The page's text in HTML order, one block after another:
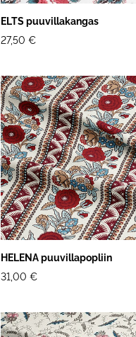
ELTS puuvillakangas
27,50 €
HELENA puuvillapopliin
31,00 €